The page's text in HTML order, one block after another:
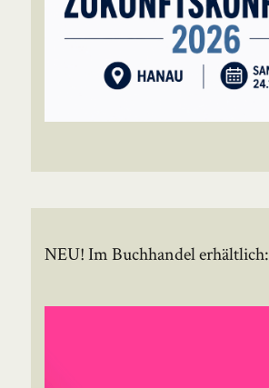
NEU! Im Buchhandel erhältlich: